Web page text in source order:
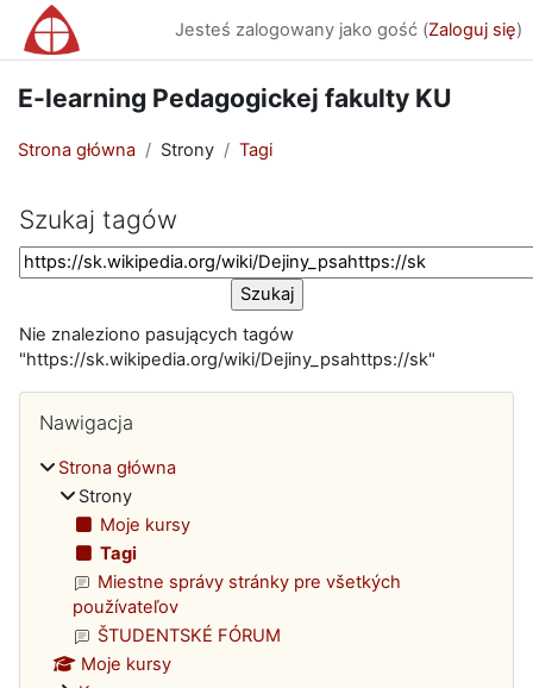
Przejdź do głównej zawartości
Jesteś zalogowany jako gość (Zaloguj się)
E-learning Pedagogickej fakulty KU
Strona główna Strony Tagi
Szukaj tagów
Szukaj tagów
Nie znaleziono pasujących tagów
"https://sk.wikipedia.org/wiki/Dejiny_psahttps://sk"
Bloki
Nawigacja
Strona główna
Strony
Moje kursy
Tagi
Miestne správy stránky pre všetkých
používateľov
ŠTUDENTSKÉ FÓRUM
Moje kursy